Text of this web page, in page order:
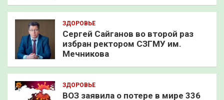
ЗДОРОВЬЕ
Сергей Сайганов во второй раз
избран ректором СЗГМУ им.
Мечникова
ЗДОРОВЬЕ
ВОЗ заявила о потере в мире 336